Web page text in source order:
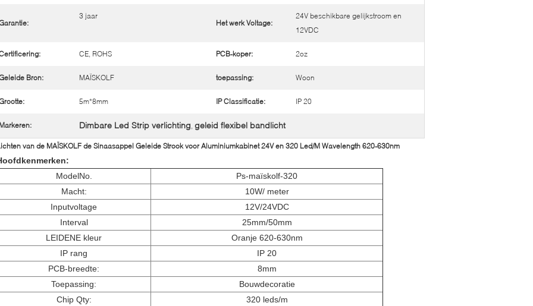
3 jaar
Het werk Voltage:
24V beschikbare gelijkstroom en
12VDC
CE, ROHS PCB-koper: 2oz
Bron: MAÏSKOLF toepassing: Woon
5m*8mm IP Classificatie: IP 20
Dimbare Led Strip verlichting, geleid flexibel bandlicht
van de MAÏSKOLF de Sinaasappel Geleide Strook voor Aluminiumkabinet 24V en 320 Led/M Wavelength 620-630nm
ModelNo.
Ps-maïskolf-320
Macht:
10W/ meter
Inputvoltage
12V/24VDC
Interval
25mm/50mm
LEIDENE kleur
Oranje 620-630nm
IP rang
IP 20
PCB-breedte:
8mm
Toepassing:
Bouwdecoratie
Chip Qty:
320 leds/m